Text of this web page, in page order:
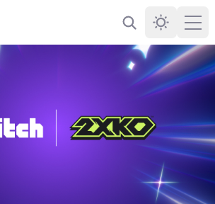
RechercherDarkmode